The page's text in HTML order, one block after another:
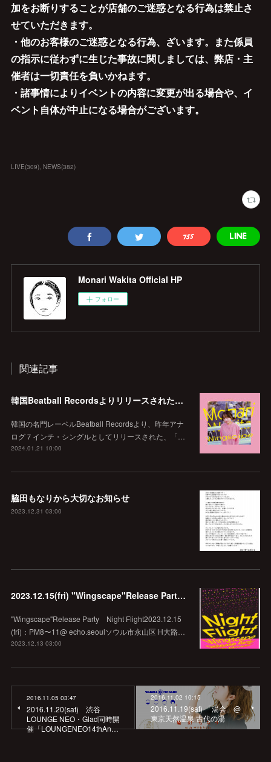
加をお断りすることが店舗のご迷惑となる行為は禁止さ
せていただきます。
・他のお客様のご迷惑となる行為、ざいます。また係員
の指示に従わずに生じた事故に関しましては、弊店・主
催者は一切責任を負いかねます。
・諸事情によりイベントの内容に変更が出る場合や、イ
ベント自体が中止になる場合がございます。
LIVE(309) NEWS(382)
Monari Wakita Official HP
フォロー
関連記事
韓国Beatball Recordsよりリリースされた「WINGSCAPE」（Korean ver.）VIVID SOUNDで、1/28(日)発売決定！
韓国の名門レーベルBeatball Recordsより、昨年アナ
ログ７インチ・シングルとしてリリースされた、「…
2024.01.21 10:00
脇田もなりから大切なお知らせ
2023.12.31 03:00
2023.12.15(fri) "Wingscape"Release Party Night Flight @echo.seoul
"Wingscape"Release Party Night Flight2023.12.15
(fri)：PM8〜11@ echo.seoulソウル市永山区 H大路…
2023.12.13 03:00
2016.11.05 03:47
2016.11.20(sat) 渋谷
LOUNGE NEO・Glad同時開
催「LOUNGENEO14thAn…
2016.11.02 10:15
2016.11.19(sat) 「湯会」@
東京天然温泉 古代の湯